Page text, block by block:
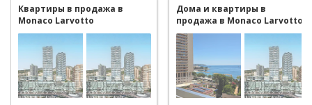
Квартиры в продажа в
Monaco Larvotto
Дома и квартиры в
продажа в Monaco Larvotto